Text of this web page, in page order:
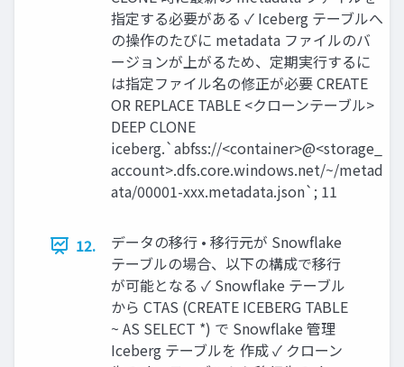
指定する必要がある ✓ Iceberg テーブルへ
の操作のたびに metadata ファイルのバ
ージョンが上がるため、定期実行するに
は指定ファイル名の修正が必要 CREATE
OR REPLACE TABLE <クローンテーブル>
DEEP CLONE
iceberg.`abfss://<container>@<storage_
account>.dfs.core.windows.net/~/metad
ata/00001-xxx.metadata.json`; 11
12.
データの移行 • 移行元が Snowflake
テーブルの場合、以下の構成で移行
が可能となる ✓ Snowflake テーブル
から CTAS (CREATE ICEBERG TABLE
~ AS SELECT *) で Snowflake 管理
Iceberg テーブルを 作成 ✓ クローン